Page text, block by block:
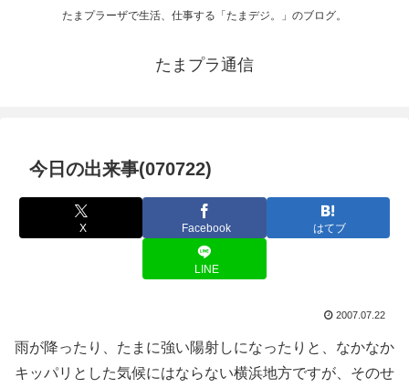
たまプラーザで生活、仕事する「たまデジ。」のブログ。
たまプラ通信
今日の出来事(070722)
X Facebook はてブ
LINE
2007.07.22
雨が降ったり、たまに強い陽射しになったりと、なかなか
キッパリとした気候にはならない横浜地方ですが、そのせ